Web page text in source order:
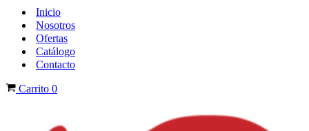
Inicio
Nosotros
Ofertas
Catálogo
Contacto
Carrito 0